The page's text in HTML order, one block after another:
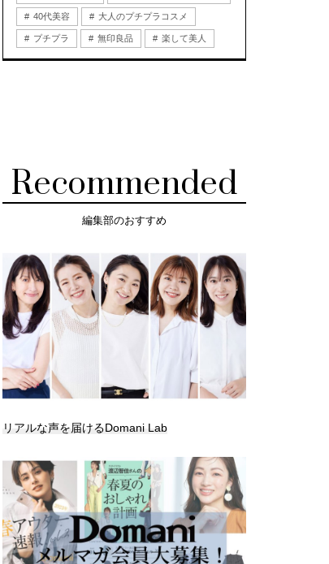
40代美容 大人のプチプラコスメ
プチプラ 無印良品 楽して美人
Recommended
編集部のおすすめ
リアルな声を届けるDomani Lab